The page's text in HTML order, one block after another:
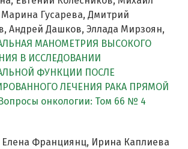
Гусарева, Дмитрий
Андрей Дашков, Эллада Мирзоян,
МАНОМЕТРИЯ ВЫСОКОГО
В ИССЛЕДОВАНИИ
ФУНКЦИИ ПОСЛЕ
ЛЕЧЕНИЯ РАКА ПРЯМОЙ
Вопросы онкологии: Том 66 № 4
Елена Франциянц, Ирина Каплиева